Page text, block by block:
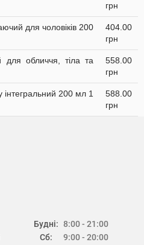
грн
для чоловіків 200
404.00
грн
обличчя, тіла та
558.00
грн
200 мл 1
588.00
грн
Будні:
Сб:
8:00 - 21:00
9:00 - 20:00